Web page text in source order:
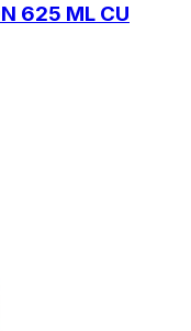
625 ML CU